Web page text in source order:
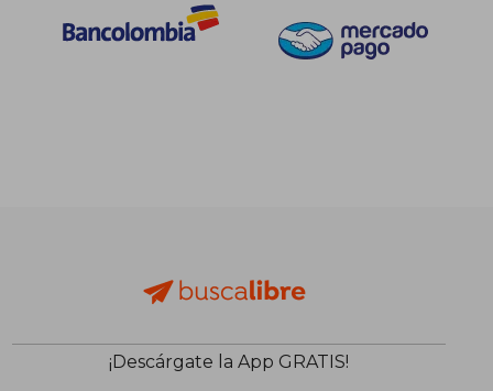
¡Descárgate la App GRATIS!